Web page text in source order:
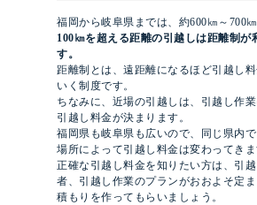
福岡から岐阜県までは、約600㎞～700㎞
100㎞を超える距離の引越しは距離制が
す。
距離制とは、遠距離になるほど引越し
いく制度です。
ちなみに、近場の引越しは、引越し作
引越し料金が決まります。
福岡県も岐阜県も広いので、同じ県内
場所によって引越し料金は変わってきま
正確な引越し料金を知りたい方は、引
者、引越し作業のプランがおおよそ定
積もりを作ってもらいましょう。